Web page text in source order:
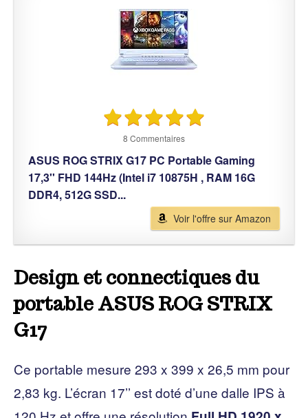
8 Commentaires
ASUS ROG STRIX G17 PC Portable Gaming
17,3'' FHD 144Hz (Intel i7 10875H , RAM 16G
DDR4, 512G SSD...
Voir l'offre sur Amazon
Design et connectiques du
portable ASUS ROG STRIX
G17
Ce portable mesure 293 x 399 x 26,5 mm pour
2,83 kg. L’écran 17’’ est doté d’une dalle IPS à